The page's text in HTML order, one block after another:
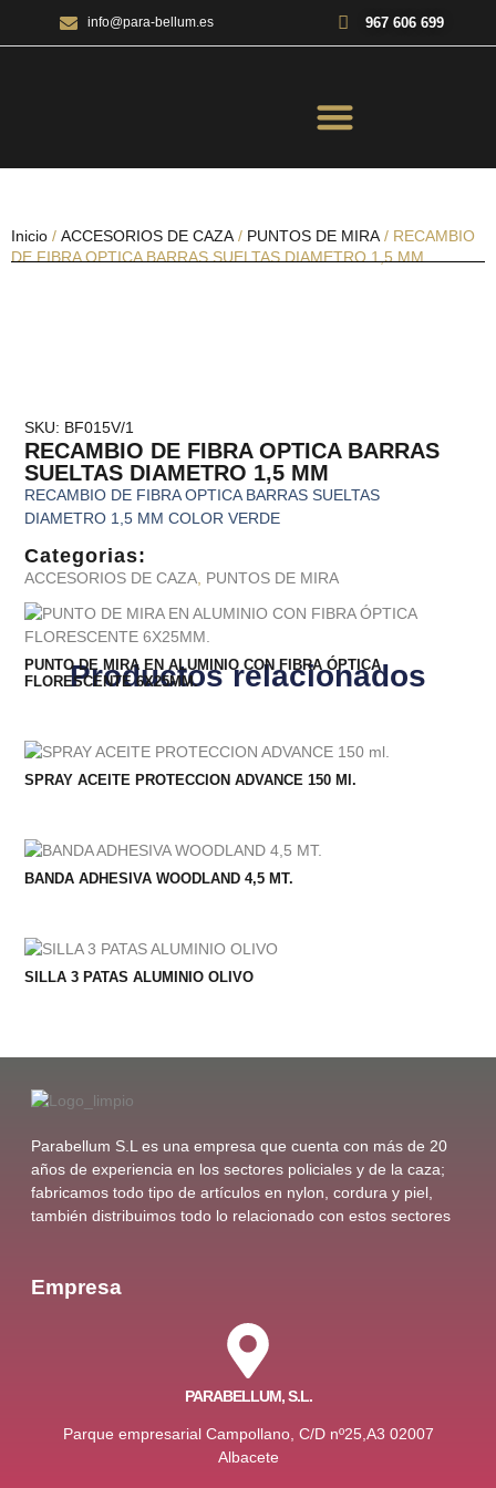
info@para-bellum.es 967 606 699
Inicio / ACCESORIOS DE CAZA / PUNTOS DE MIRA / RECAMBIO
DE FIBRA OPTICA BARRAS SUELTAS DIAMETRO 1,5 MM
SKU: BF015V/1
RECAMBIO DE FIBRA OPTICA BARRAS
SUELTAS DIAMETRO 1,5 MM
RECAMBIO DE FIBRA OPTICA BARRAS SUELTAS
DIAMETRO 1,5 MM COLOR VERDE
Categorias:
ACCESORIOS DE CAZA, PUNTOS DE MIRA
Productos relacionados
PUNTO DE MIRA EN ALUMINIO CON FIBRA ÓPTICA
FLORESCENTE 6X25MM.
SPRAY ACEITE PROTECCION ADVANCE 150 Ml.
BANDA ADHESIVA WOODLAND 4,5 MT.
SILLA 3 PATAS ALUMINIO OLIVO
Parabellum S.L es una empresa que cuenta con más de 20
años de experiencia en los sectores policiales y de la caza;
fabricamos todo tipo de artículos en nylon, cordura y piel,
también distribuimos todo lo relacionado con estos sectores
Empresa
PARABELLUM, S.L.
Parque empresarial Campollano, C/D nº25,A3 02007
Albacete